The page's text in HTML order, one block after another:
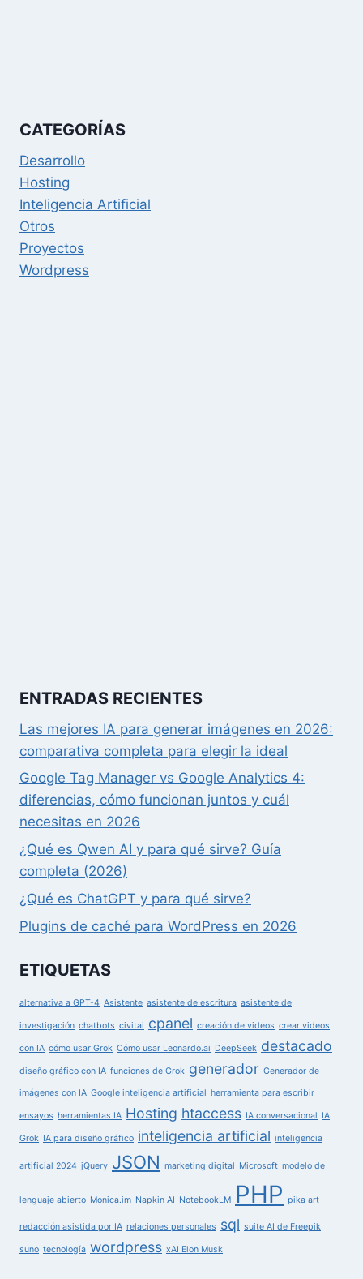
CATEGORÍAS
Desarrollo
Hosting
Inteligencia Artificial
Otros
Proyectos
Wordpress
ENTRADAS RECIENTES
Las mejores IA para generar imágenes en 2026:
comparativa completa para elegir la ideal
Google Tag Manager vs Google Analytics 4:
diferencias, cómo funcionan juntos y cuál
necesitas en 2026
¿Qué es Qwen AI y para qué sirve? Guía
completa (2026)
¿Qué es ChatGPT y para qué sirve?
Plugins de caché para WordPress en 2026
ETIQUETAS
alternativa a GPT-4 Asistente asistente de escritura asistente de
investigación chatbots civitai cpanel creación de videos crear videos
con IA cómo usar Grok Cómo usar Leonardo.ai DeepSeek destacado
diseño gráfico con IA funciones de Grok generador Generador de
imágenes con IA Google inteligencia artificial herramienta para escribir
ensayos herramientas IA Hosting htaccess IA conversacional IA
Grok IA para diseño gráfico inteligencia artificial inteligencia
artificial 2024 jQuery JSON marketing digital Microsoft modelo de
lenguaje abierto Monica.im Napkin AI NotebookLM PHP pika art
redacción asistida por IA relaciones personales sql suite AI de Freepik
suno tecnología wordpress xAI Elon Musk